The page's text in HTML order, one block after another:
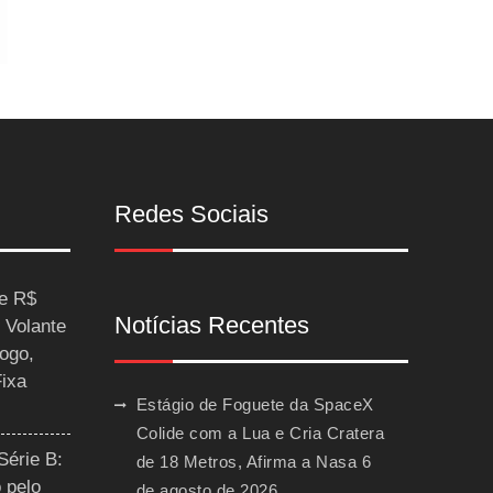
R$
B:
pelo
Redes Sociais
Notícias Recentes
Estágio de Foguete da SpaceX
Colide com a Lua e Cria Cratera
de 18 Metros, Afirma a Nasa 6